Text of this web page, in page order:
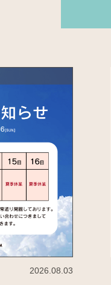
2026.08.03